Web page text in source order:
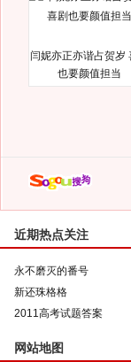
闫妮亦正亦谐占贺岁
也要颜值担当
近期热点关注
永不磨灭的番号
新还珠格格
2011高考试题答案
网站地图